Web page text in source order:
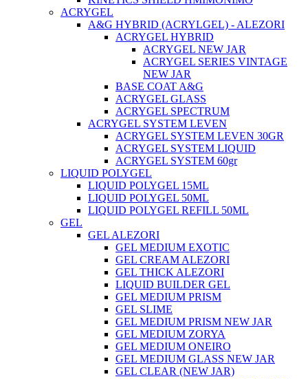
ACRYGEL
A&G HYBRID (ACRYLGEL) - ALEZORI
ACRYGEL HYBRID
ACRYGEL NEW JAR
ACRYGEL SERIES VINTAGE
NEW JAR
BASE COAT A&G
ACRYGEL GLASS
ACRYGEL SPECTRUM
ACRYGEL SYSTEM LEVEN
ACRYGEL SYSTEM LEVEN 30GR
ACRYGEL SYSTEM LIQUID
ACRYGEL SYSTEM 60gr
LIQUID POLYGEL
LIQUID POLYGEL 15ML
LIQUID POLYGEL 50ML
LIQUID POLYGEL REFILL 50ML
GEL
GEL ALEZORI
GEL MEDIUM EXOTIC
GEL CREAM ALEZORI
GEL THICK ALEZORI
LIQUID BUILDER GEL
GEL MEDIUM PRISM
GEL SLIME
GEL MEDIUM PRISM NEW JAR
GEL MEDIUM ZORYA
GEL MEDIUM ONEIRO
GEL MEDIUM GLASS NEW JAR
GEL CLEAR (NEW JAR)